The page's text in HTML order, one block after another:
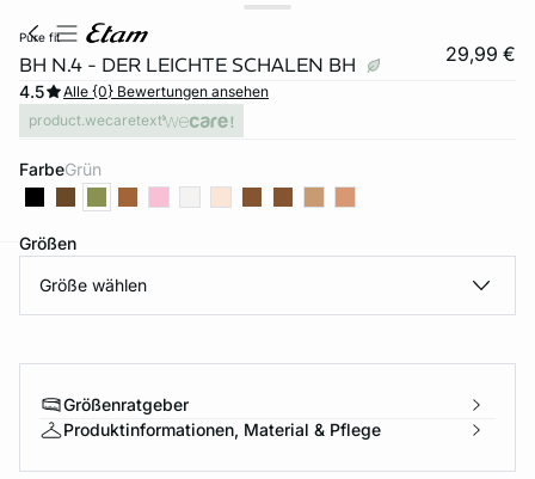
pure fit
BH N.4 - DER LEICHTE SCHALEN BH 29,99 €
4.5
Alle {0} Bewertungen ansehen
product.wecaretext
Farbe grün
Größen
Größe wählen
Größenratgeber
Produktinformationen, Material & Pflege